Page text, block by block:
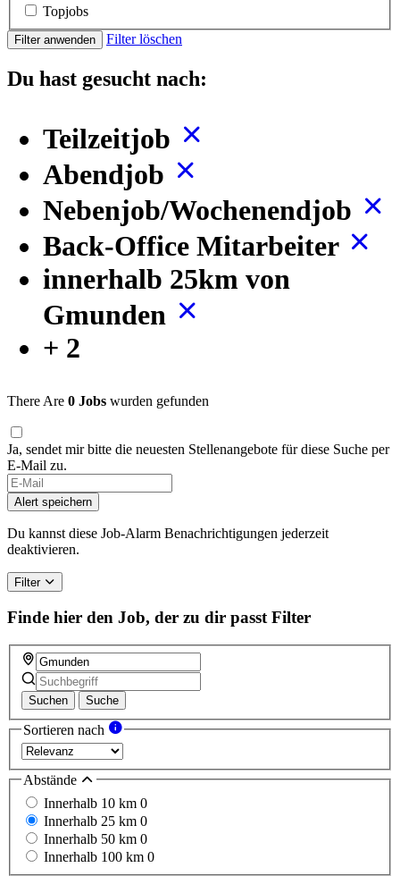
Topjobs
Filter anwenden Filter löschen
Du hast gesucht nach:
Teilzeitjob
Abendjob
Nebenjob/Wochenendjob
Back-Office Mitarbeiter
innerhalb 25km von
Gmunden
+ 2
There Are 0 Jobs wurden gefunden
Ja, sendet mir bitte die neuesten Stellenangebote für diese Suche per
E-Mail zu.
Alert speichern
Du kannst diese Job-Alarm Benachrichtigungen jederzeit
deaktivieren.
Filter
Finde hier den Job, der zu dir passt Filter
Suchen Suche
Sortieren nach
Abstände
Innerhalb 10 km 0
Innerhalb 25 km 0
Innerhalb 50 km 0
Innerhalb 100 km 0